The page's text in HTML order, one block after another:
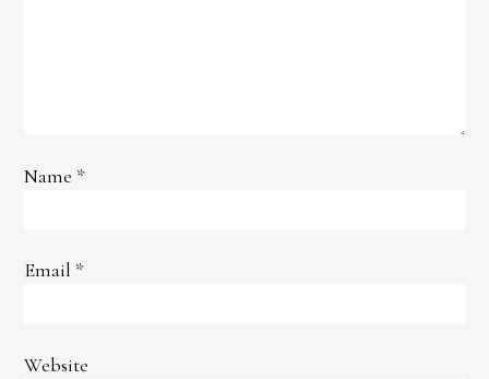
Name *
Email *
Website